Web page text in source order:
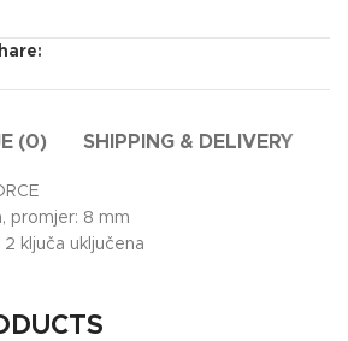
(0) SHIPPING & DELIVERY
promjer: 8 mm
2 ključa uključena